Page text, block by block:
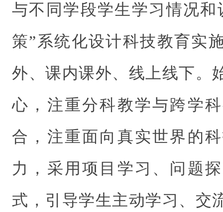
与不同学段学生学习情况和
策”系统化设计科技教育实
外、课内课外、线上线下。
心，注重分科教学与跨学
合，注重面向真实世界的
力，采用项目学习、问题
式，引导学生主动学习、交